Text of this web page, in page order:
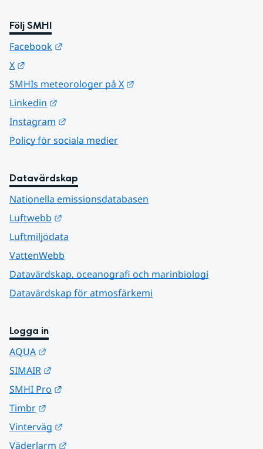
Följ SMHI
Facebook
X
SMHIs meteorologer på X
Linkedin
Instagram
Policy för sociala medier
Datavärdskap
Nationella emissionsdatabasen
Luftwebb
Luftmiljödata
VattenWebb
Datavärdskap, oceanografi och marinbiologi
Datavärdskap för atmosfärkemi
Logga in
AQUA
SIMAIR
SMHI Pro
Timbr
Vinterväg
Väderlarm